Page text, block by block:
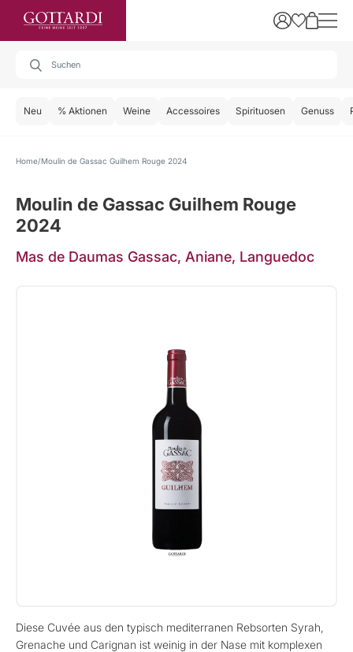
Neu % Aktionen Weine Accessoires Spirituosen Genuss
Home Moulin de Gassac Guilhem Rouge 2024
Moulin de Gassac Guilhem Rouge
2024
Mas de Daumas Gassac, Aniane, Languedoc
Diese Cuvée aus den typisch mediterranen Rebsorten Syrah,
Grenache und Carignan ist weinig in der Nase mit komplexen